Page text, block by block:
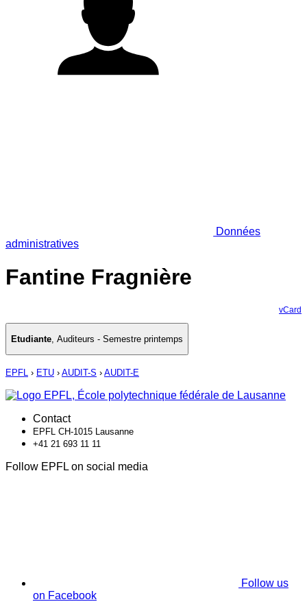
Données
administratives
Fantine Fragnière
vCard
Etudiante, Auditeurs - Semestre printemps
EPFL › ETU › AUDIT-S › AUDIT-E
Contact
EPFL CH-1015 Lausanne
+41 21 693 11 11
Follow EPFL on social media
Follow us
on Facebook